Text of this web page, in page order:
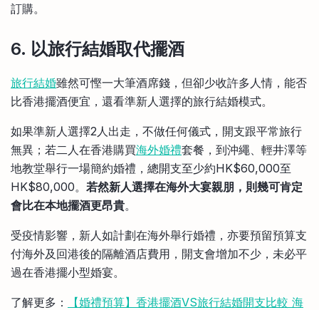
訂購。
6. 以旅行結婚取代擺酒
旅行結婚雖然可慳一大筆酒席錢，但卻少收許多人情，能否
比香港擺酒便宜，還看準新人選擇的旅行結婚模式。
如果準新人選擇2人出走，不做任何儀式，開支跟平常旅行
無異；若二人在香港購買海外婚禮套餐，到沖繩、輕井澤等
地教堂舉行一場簡約婚禮，總開支至少約HK$60,000至
HK$80,000。 若然新人選擇在海外大宴親朋，則幾可肯定
會比在本地擺酒更昂貴。
受疫情影響，新人如計劃在海外舉行婚禮，亦要預留預算支
付海外及回港後的隔離酒店費用，開支會增加不少，未必平
過在香港擺小型婚宴。
了解更多：
【婚禮預算】香港擺酒VS旅行結婚開支比較 海